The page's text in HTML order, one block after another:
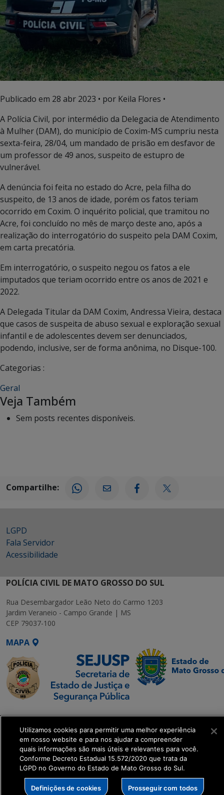
Publicado em 28 abr 2023 • por Keila Flores •
A Polícia Civil, por intermédio da Delegacia de Atendimento
à Mulher (DAM), do município de Coxim-MS cumpriu nesta
sexta-feira, 28/04, um mandado de prisão em desfavor de
um professor de 49 anos, suspeito de estupro de
vulnerável.
A denúncia foi feita no estado do Acre, pela filha do
suspeito, de 13 anos de idade, porém os fatos teriam
ocorrido em Coxim. O inquérito policial, que tramitou no
Acre, foi concluído no mês de março deste ano, após a
realização do interrogatório do suspeito pela DAM Coxim,
em carta precatória.
Em interrogatório, o suspeito negou os fatos a ele
imputados que teriam ocorrido entre os anos de 2021 e
2022.
A Delegada Titular da DAM Coxim, Andressa Vieira, destaca
que casos de suspeita de abuso sexual e exploração sexual
infantil e de adolescentes devem ser denunciados,
podendo, inclusive, ser de forma anônima, no Disque-100.
Categorias :
Geral
Veja Também
Sem posts recentes disponíveis.
Compartilhe:
LGPD
Fala Servidor
Acessibilidade
POLÍCIA CIVIL DE MATO GROSSO DO SUL
Rua Desembargador Leão Neto do Carmo 1203
Jardim Veraneio - Campo Grande | MS
CEP 79037-100
MAPA
SETDIG | Secretaria-
Executiva de
Transformação Digital
get_footer();
Utilizamos cookies para permitir uma melhor experiência
em nosso website e para nos ajudar a compreender
quais informações são mais úteis e relevantes para você.
Conforme Decreto Estadual 15.572/2020 que trata da
LGPD no Governo do Estado de Mato Grosso do Sul.
Definições de cookies Prosseguir com todos